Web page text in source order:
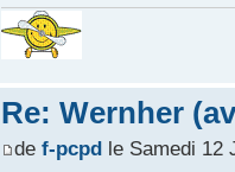
Re: Wernher
de f-pcpdle Samedi 12